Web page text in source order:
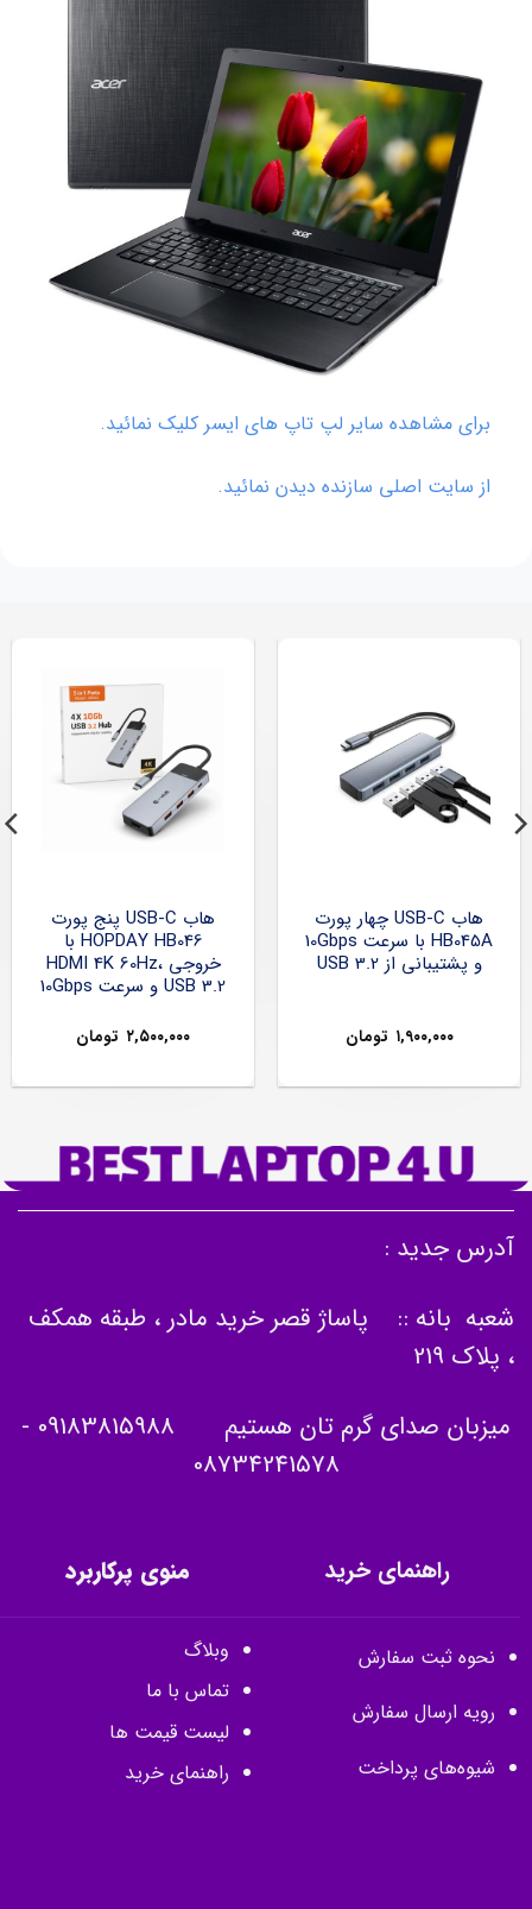
برای مشاهده سایر لپ تاپ های ایسر کلیک نمائید.
از سایت اصلی سازنده دیدن نمائید.
هاب USB-C چهار پورت
HB045A با سرعت 10Gbps
و پشتیبانی از USB 3.2
۱,۹۰۰,۰۰۰ تومان
هاب USB-C پنج پورت
HOPDAY HB046 با
خروجی HDMI 4K 60Hz،
USB 3.2 و سرعت 10Gbps
۲,۵۰۰,۰۰۰ تومان
آدرس جدید :
شعبه بانه :: پاساژ قصر خرید مادر ، طبقه همکف
، پلاک 219
میزبان صدای گرم تان هستیم 09183815988
-
08734241578
راهنمای خرید
نحوه ثبت سفارش
رویه ارسال سفارش
شیوه‌های پرداخت
منوی پرکاربرد
وبلاگ
تماس با ما
لیست قیمت ها
راهنمای خرید